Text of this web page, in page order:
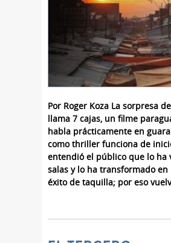
Por Roger Koza La sorpresa
llama 7 cajas, un filme
habla prácticamente en
como thriller funciona de
entendió el público que lo ha
salas y lo ha transformado
éxito de taquilla; por eso